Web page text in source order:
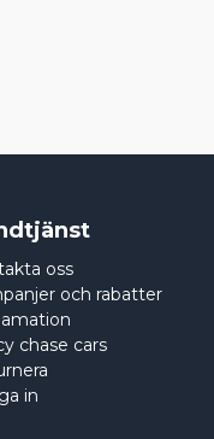
oss
och rabatter
chase cars
in